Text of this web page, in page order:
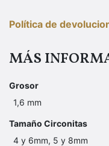
cantidad
Política de
MÁS
Grosor
1,6 mm
Tamaño Circonitas
4 y 6mm, 5 y 8mm